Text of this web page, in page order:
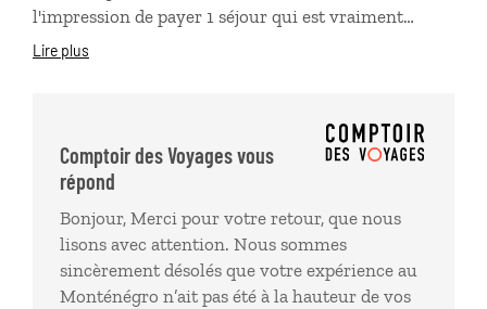
l'impression de payer 1 séjour qui est vraiment
surévalué par rapport aux prestations sur place.
payer, jusqu'au particulier qui bizarrement fait payer
son parking uniquement en espèce, pour se rendre à
la plage. les routes sont peu nombreuses et très mal
entretenues, nous avons estimé sur 9 jours sur place
avoir perdu 3 jours. Certes les paysages sont jolis
mais très peu d'accès sans devoir payer notamment
les plages.
Lire plus
Comptoir des Voyages vous
répond
Bonjour, Merci pour votre retour, que nous
lisons avec attention. Nous sommes
sincèrement désolés que votre expérience au
Monténégro n’ait pas été à la hauteur de vos